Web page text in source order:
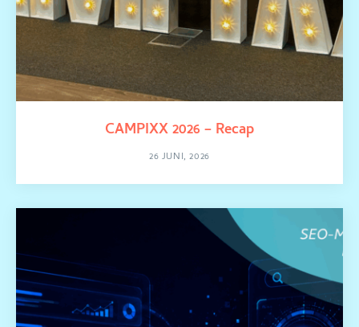
CAMPIXX 2026 – Recap
26 JUNI, 2026